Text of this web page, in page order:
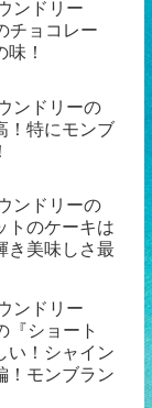
ンドリー
チョコレー
味！
ンドリーの
！特にモンブ
ンドリーの
トのケーキは
き美味しさ最
ンドリー
『ショート
い！シャイン
！モンブラン